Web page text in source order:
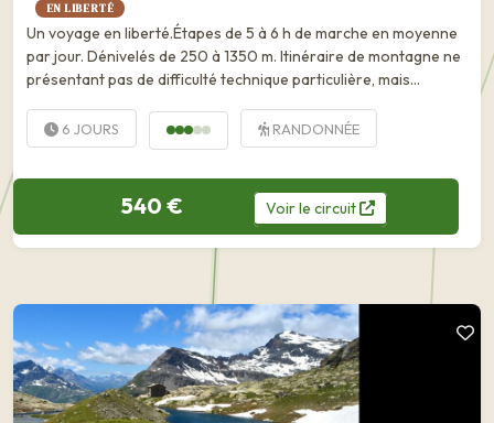
EN LIBERTÉ
Un voyage en liberté.Étapes de 5 à 6 h de marche en moyenne
par jour. Dénivelés de 250 à 1350 m. Itinéraire de montagne ne
présentant pas de difficulté technique particulière, mais
6 JOURS RANDONNÉE
540 € Voirle circuit